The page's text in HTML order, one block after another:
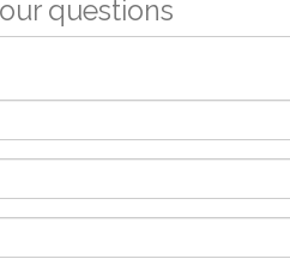
questions